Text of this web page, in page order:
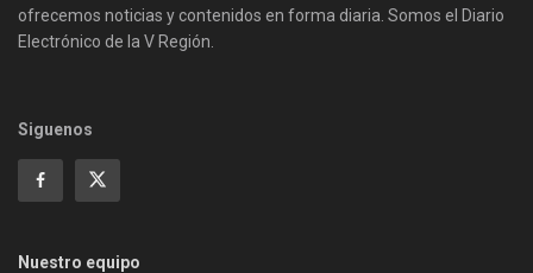
ofrecemos noticias y contenidos en forma diaria. Somos el Diario
Electrónico de la V Región.
Siguenos
Nuestro equipo